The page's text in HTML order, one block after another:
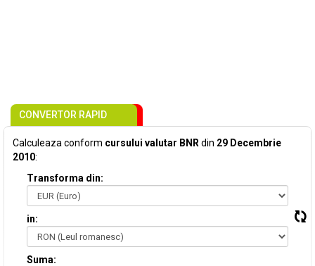
CONVERTOR RAPID
Calculeaza conform cursului valutar BNR din 29 Decembrie
2010:
Transforma din:
in:
Suma: